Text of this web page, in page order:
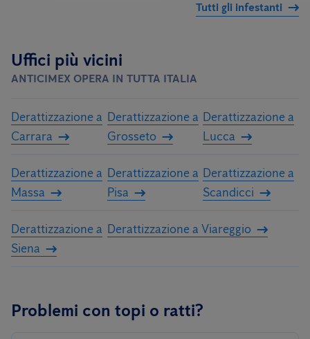
Tutti gli infestanti
Uffici più vicini
ANTICIMEX OPERA IN TUTTA ITALIA
Derattizzazione a
Carrara
Derattizzazione a
Grosseto
Derattizzazione a
Lucca
Derattizzazione a
Massa
Derattizzazione a
Pisa
Derattizzazione a
Scandicci
Derattizzazione a
Siena
Derattizzazione a Viareggio
Problemi con topi o ratti?